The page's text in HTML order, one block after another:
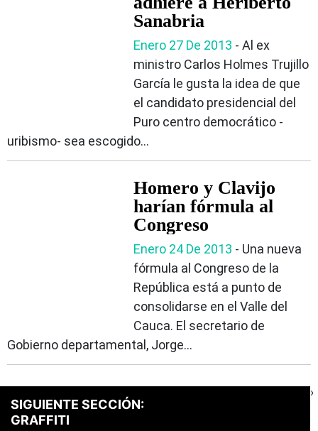
Sanabria
Enero 27 De 2013 - Al ex
ministro Carlos Holmes Trujillo
García le gusta la idea de que
el candidato presidencial del
Puro centro democrático -
uribismo- sea escogido...
Homero y Clavijo
harían fórmula al
Congreso
Enero 24 De 2013 - Una nueva
fórmula al Congreso de la
República está a punto de
consolidarse en el Valle del
Cauca. El secretario de
Gobierno departamental, Jorge...
SIGUIENTE SECCIÓN:
GRAFFITI
›